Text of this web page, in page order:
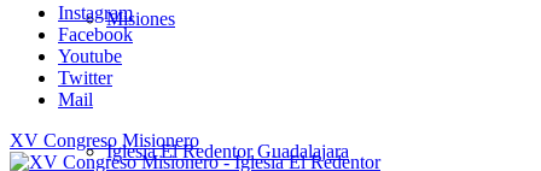
Misiones
Iglesia El Redentor Guadalajara
Instagram
Facebook
Youtube
Twitter
Mail
XV Congreso Misionero